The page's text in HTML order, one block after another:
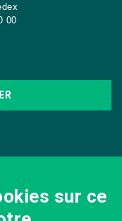
00
sur ce